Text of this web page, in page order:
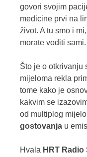
govori svojim
medicine prvi na
život. A tu smo i
morate voditi sami.
Što je o otkrivanju
mijeloma rekla
tome kako je
kakvim se
od multiplog
gostovanja u
Hvala HRT Radio